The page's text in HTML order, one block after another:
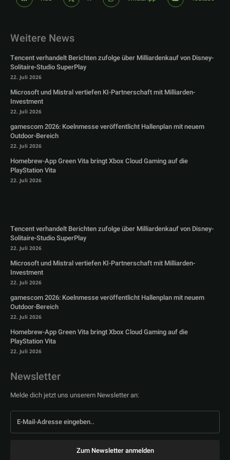
Weitere News
Tencent verhandelt Berichten zufolge über Milliardenkauf von Disney-
Solitaire-Studio SuperPlay
22. Juli 2026
Microsoft und Mistral vertiefen KI-Partnerschaft mit Milliarden-
Investment
22. Juli 2026
gamescom 2026: Koelnmesse veröffentlicht Hallenplan mit neuem
Outdoor-Bereich
22. Juli 2026
Homebrew-App Green Vita bringt Xbox Cloud Gaming auf die
PlayStation Vita
22. Juli 2026
Tencent verhandelt Berichten zufolge über Milliardenkauf von Disney-
Solitaire-Studio SuperPlay
22. Juli 2026
Microsoft und Mistral vertiefen KI-Partnerschaft mit Milliarden-
Investment
22. Juli 2026
gamescom 2026: Koelnmesse veröffentlicht Hallenplan mit neuem
Outdoor-Bereich
22. Juli 2026
Homebrew-App Green Vita bringt Xbox Cloud Gaming auf die
PlayStation Vita
22. Juli 2026
Newsletter
Melde dich jetzt uns unserem Newsletter an:
Zum Newsletter anmelden